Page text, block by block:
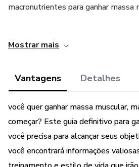
macronutrientes para ganhar massa
construir músculos
ganho muscular
Os exercícios mais eficazes para
Como otimizar seu sono e reduzir o
promover o crescimento muscular
Mostrar mais
Vantagens Detalhes
você quer ganhar massa muscular,
começar? Este guia definitivo para
você precisa para alcançar seus
você encontrará informações